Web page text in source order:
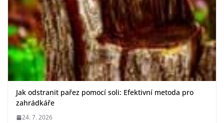
Jak odstranit pařez pomocí soli: Efektivní metoda pro
zahrádkáře
24. 7. 2026